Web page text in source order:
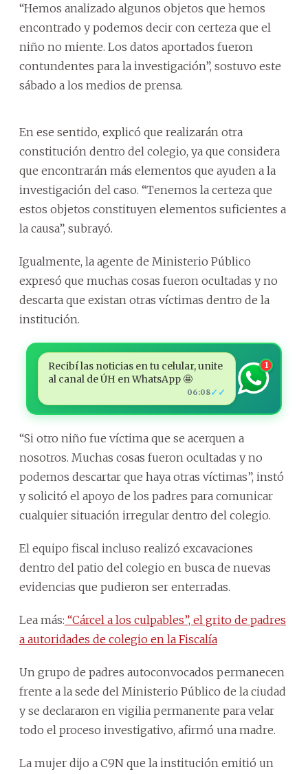
“Hemos analizado algunos objetos que hemos
encontrado y podemos decir con certeza que el
niño no miente. Los datos aportados fueron
contundentes para la investigación”, sostuvo este
sábado a los medios de prensa.
En ese sentido, explicó que realizarán otra
constitución dentro del colegio, ya que considera
que encontrarán más elementos que ayuden a la
investigación del caso. “Tenemos la certeza que
estos objetos constituyen elementos suficientes a
la causa”, subrayó.
Igualmente, la agente de Ministerio Público
expresó que muchas cosas fueron ocultadas y no
descarta que existan otras víctimas dentro de la
institución.
Recibí las noticias en tu celular, unite
al canal de ÚH en WhatsApp 🤩
06:08✓✓
1
“Si otro niño fue víctima que se acerquen a
nosotros. Muchas cosas fueron ocultadas y no
podemos descartar que haya otras víctimas”, instó
y solicitó el apoyo de los padres para comunicar
cualquier situación irregular dentro del colegio.
El equipo fiscal incluso realizó excavaciones
dentro del patio del colegio en busca de nuevas
evidencias que pudieron ser enterradas.
Lea más: “Cárcel a los culpables”, el grito de padres
a autoridades de colegio en la Fiscalía
Un grupo de padres autoconvocados permanecen
frente a la sede del Ministerio Público de la ciudad
y se declararon en vigilia permanente para velar
todo el proceso investigativo, afirmó una madre.
La mujer dijo a C9N que la institución emitió un